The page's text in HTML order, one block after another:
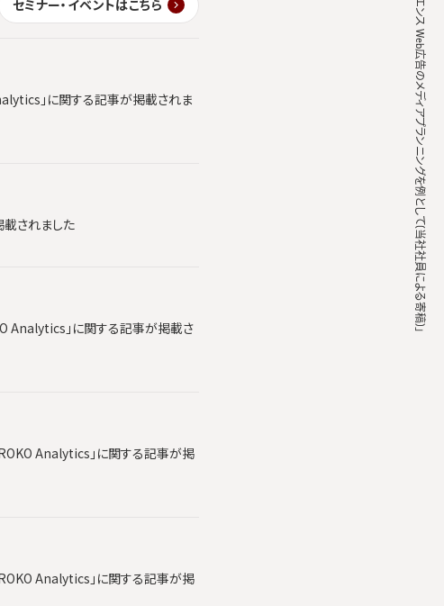
セミナー・イベントはこちら
」に関する記事が掲載されま
されました
Analytics」に関する記事が掲載さ
Analytics」に関する記事が掲
Analytics」に関する記事が掲